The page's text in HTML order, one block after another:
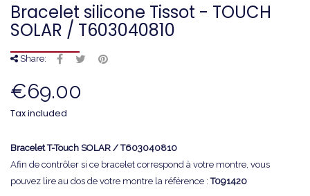
Bracelet silicone Tissot - TOUCH
SOLAR / T603040810
Share:
€69.00
Tax included
Bracelet T-Touch SOLAR / T603040810
Afin de contrôler si ce bracelet correspond à votre montre, vous
pouvez lire au dos de votre montre la référence : T091420